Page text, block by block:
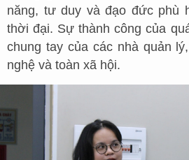
năng, tư duy và đạo đức phù
thời đại. Sự thành công của
chung tay của các nhà quản
nghệ và toàn xã hội.